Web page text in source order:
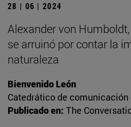
28 | 06 | 2024
Alexander von
se arruinó por contar la
naturaleza
Bienvenido León
Catedrático de
Publicado en: The